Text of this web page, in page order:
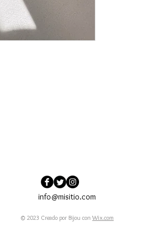
info@misitio.com
© 2023 Creado por Bijou con Wix.com